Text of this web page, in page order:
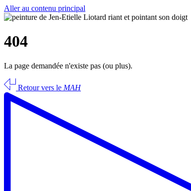
Aller au contenu principal
404
La page demandée n'existe pas (ou plus).
Retour vers le MAH